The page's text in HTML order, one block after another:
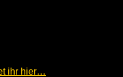
ihr hier…